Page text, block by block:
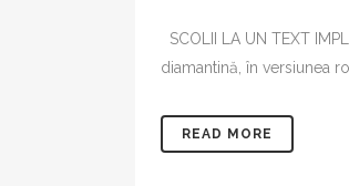
SCOLII LA UN TEXT
diamantină, în versiunea
READ MORE